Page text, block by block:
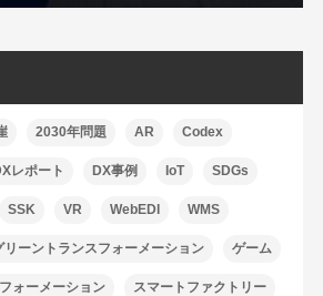
2030年問題 AR Codex
レポート DX事例 IoT SDGs
SSK VR WebEDI WMS
リーントランスフォーメーション ゲーム
ォーメーション スマートファクトリー